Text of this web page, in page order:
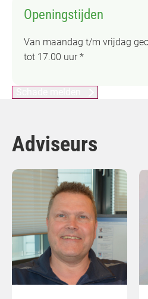
Openingstijden
Van maandag t/m vrijdag
tot 17.00 uur *
Adviseurs